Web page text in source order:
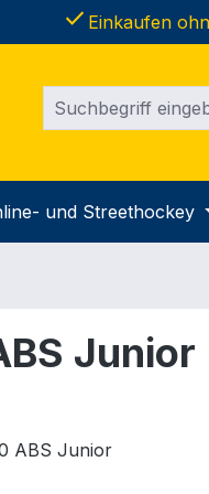
done Einkaufen
und Streethockey
Junior